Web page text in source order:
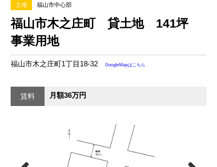
土地
福山市中心部
福山市木之庄町 貸土地 141坪
事業用地
福山市木之庄町1丁目18-32 GoogleMapはこちら
賃料 月額36万円